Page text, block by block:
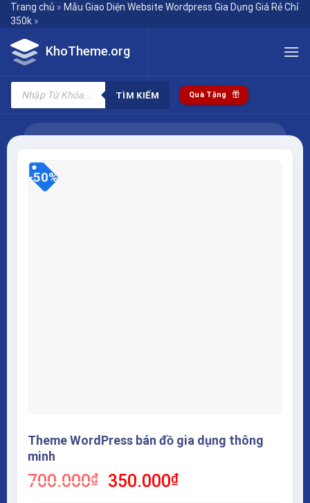
Skip
content
Trang chủ » Mẫu Giao Diện Website Wordpress Gia Dụng Giá Rẻ Chỉ
350k »
KhoTheme.org
Tìm
kiếm
phẩm
TÌM KIẾM Quà Tặng
-50%
Theme WordPress bán đồ gia dụng thông
minh
700.000₫
Giá
350.000₫Giá